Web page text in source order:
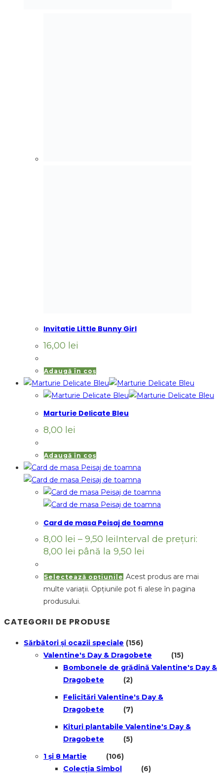
Invitatie Little Bunny Girl
16,00 lei
Adaugă în coș
Marturie Delicate Bleu
8,00 lei
Adaugă în coș
Card de masa Peisaj de toamna
8,00 lei – 9,50 leiInterval de prețuri:
8,00 lei până la 9,50 lei
Selectează opțiunile Acest produs are mai
multe variații. Opțiunile pot fi alese în pagina
produsului.
CATEGORII DE PRODUSE
Sărbători și ocazii speciale (156)
Valentine's Day & Dragobete
(15)
Bombonele de grădină Valentine's Day &
Dragobete
(2)
Felicitări Valentine's Day &
Dragobete
(7)
Kituri plantabile Valentine's Day &
Dragobete
(5)
1 și 8 Martie
(106)
Colecția Simbol
(6)